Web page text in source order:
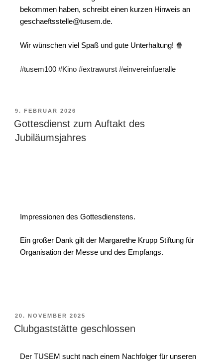
bekommen haben, schreibt einen kurzen Hinweis an
geschaeftsstelle@tusem.de.
Wir wünschen viel Spaß und gute Unterhaltung! 🍿
#tusem100 #Kino #extrawurst #einvereinfueralle
9. FEBRUAR 2026
Gottesdienst zum Auftakt des
Jubiläumsjahres
Impressionen des Gottesdienstens.
Ein großer Dank gilt der Margarethe Krupp Stiftung für
Organisation der Messe und des Empfangs.
20. NOVEMBER 2025
Clubgaststätte geschlossen
Der TUSEM sucht nach einem Nachfolger für unseren